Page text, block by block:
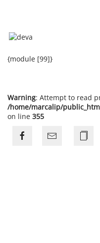
{module [99]}
Warning: Attempt to read
/home/marcalip/
on line 355